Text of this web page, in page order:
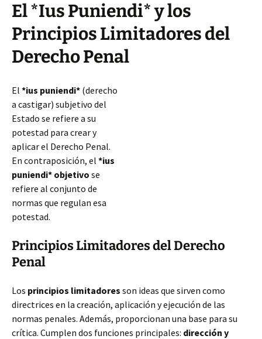
El *Ius Puniendi* y los
Principios Limitadores del
Derecho Penal
El *ius puniendi* (derecho
a castigar) subjetivo del
Estado se refiere a su
potestad para crear y
aplicar el Derecho Penal.
En contraposición, el *ius
puniendi* objetivo se
refiere al conjunto de
normas que regulan esa
potestad.
Principios Limitadores del Derecho
Penal
Los principios limitadores son ideas que sirven como
directrices en la creación, aplicación y ejecución de las
normas penales. Además, proporcionan una base para su
crítica. Cumplen dos funciones principales: dirección y